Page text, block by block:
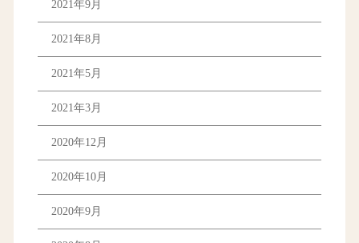
2021年9月
2021年8月
2021年5月
2021年3月
2020年12月
2020年10月
2020年9月